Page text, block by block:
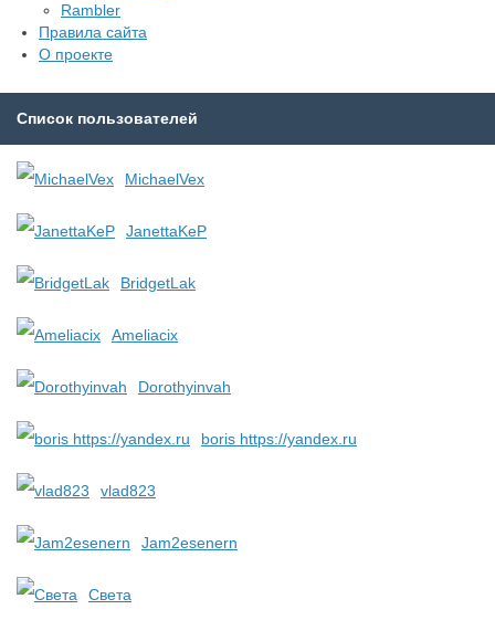
Rambler
Правила сайта
О проекте
Список пользователей
MichaelVex
JanettaKeP
BridgetLak
Ameliacix
Dorothyinvah
boris https://yandex.ru
vlad823
Jam2esenern
Света